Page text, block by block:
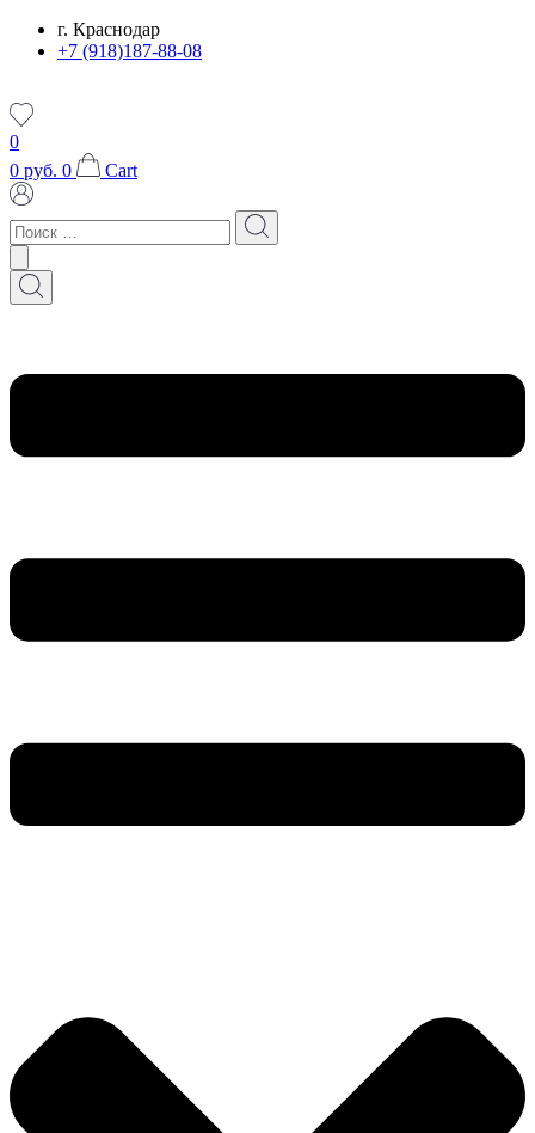
Перейтиг. Краснодар
+7 (918)187-88-08
0
0 руб. 0 Cart